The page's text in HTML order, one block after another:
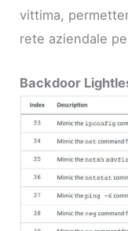
vittima,
rete aziendale
Backdoor